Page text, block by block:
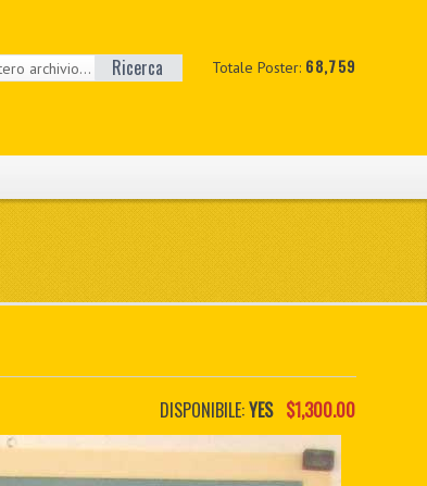
Totale Poster: 68,759
Ricerca
DISPONIBILE:YES $1,300.00